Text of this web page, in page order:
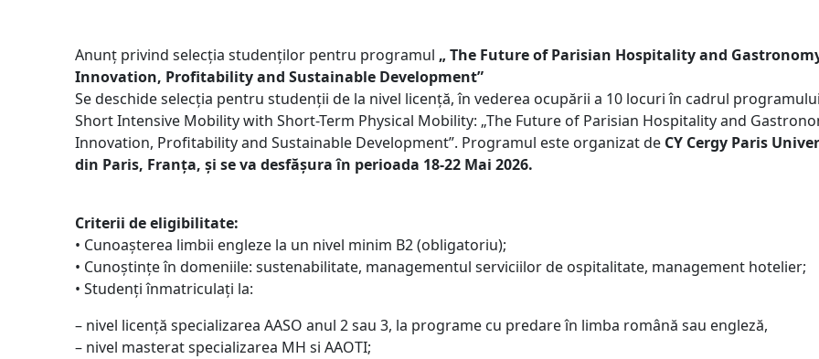
Anunț privind selecția studenților pentru programul „ The Future of Parisian Hospitality and
Innovation, Profitability and Sustainable Development”
Se deschide selecția pentru studenții de la nivel licență, în vederea ocupării a 10 locuri în cadrul programului
Short Intensive Mobility with Short-Term Physical Mobility: „The Future of Parisian Hospitality and
Innovation, Profitability and Sustainable Development”. Programul este organizat de CY Cergy Paris
din Paris, Franța, și se va desfășura în perioada 18-22 Mai 2026.
Criterii de eligibilitate:
• Cunoașterea limbii engleze la un nivel minim B2 (obligatoriu);
• Cunoștințe în domeniile: sustenabilitate, managementul serviciilor de ospitalitate, management hotelier;
• Studenți înmatriculați la:
– nivel licență specializarea AASO anul 2 sau 3, la programe cu predare în limba română sau engleză,
– nivel masterat specializarea MH si AAOTI;